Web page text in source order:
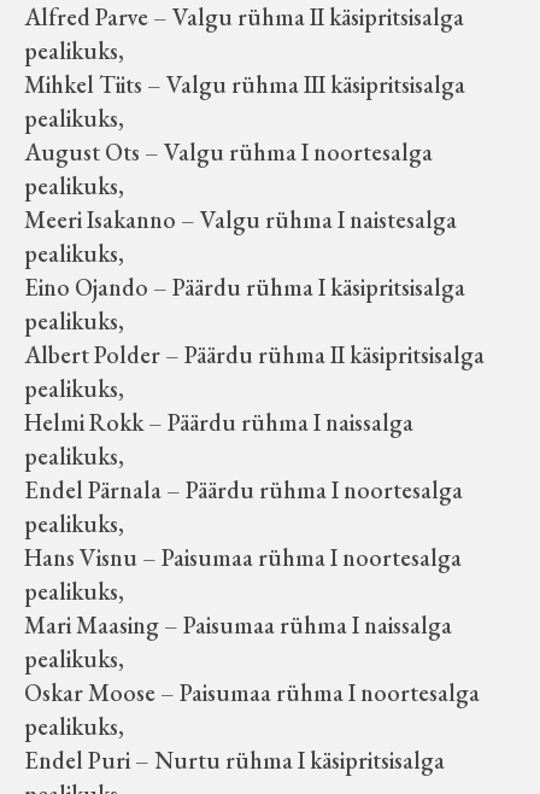
Alfred Parve – Valgu rühma II käsipritsisalga
pealikuks,
Mihkel Tiits – Valgu rühma III käsipritsisalga
pealikuks,
August Ots – Valgu rühma I noortesalga
pealikuks,
Meeri Isakanno – Valgu rühma I naistesalga
pealikuks,
Eino Ojando – Päärdu rühma I käsipritsisalga
pealikuks,
Albert Polder – Päärdu rühma II käsipritsisalga
pealikuks,
Helmi Rokk – Päärdu rühma I naissalga
pealikuks,
Endel Pärnala – Päärdu rühma I noortesalga
pealikuks,
Hans Visnu – Paisumaa rühma I noortesalga
pealikuks,
Mari Maasing – Paisumaa rühma I naissalga
pealikuks,
Oskar Moose – Paisumaa rühma I noortesalga
pealikuks,
Endel Puri – Nurtu rühma I käsipritsisalga